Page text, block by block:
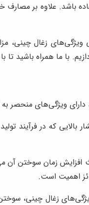
باشد. علاوه بر مصارف
ویژگی‌های زغال چینی،
با ما همراه باشید
ویژگی‌های منحصر
بالایی که در فرآیند
افزایش زمان سوختن آن
اهمیت است.
زغال چینی،